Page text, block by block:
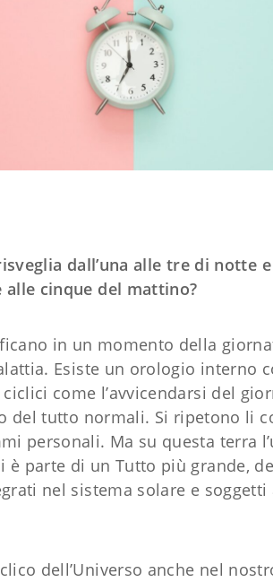
dall’una alle tre di notte
cinque del mattino?
in un momento della
Esiste un orologio interno
come l’avvicendarsi del
del tutto normali. Si ripetono li
personali. Ma su questa terra
è parte di un Tutto più grande,
nel sistema solare e
dell’Universo anche nel